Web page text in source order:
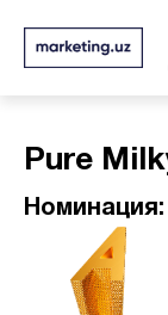
Pure
Номинация: